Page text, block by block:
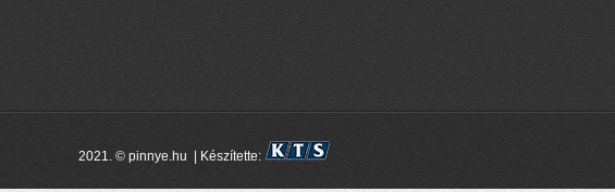
2021. © pinnye.hu | Készítette: